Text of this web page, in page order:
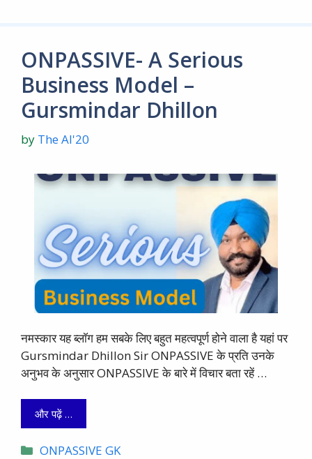
ONPASSIVE- A Serious
Business Model –
Gursmindar Dhillon
by The AI'20
नमस्कार यह ब्लाॅग हम सबके लिए बहुत महत्वपूर्ण होने वाला है यहां पर
Gursmindar Dhillon Sir ONPASSIVE के प्रति उनके
अनुभव के अनुसार ONPASSIVE के बारे में विचार बता रहें …
और पढ़ें …
Categories
ONPASSIVE GK